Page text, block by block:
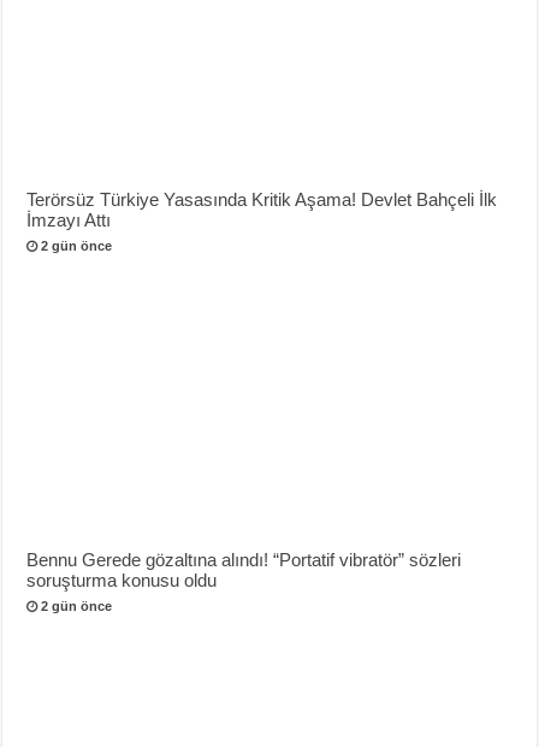
Terörsüz Türkiye Yasasında Kritik Aşama! Devlet Bahçeli İlk
İmzayı Attı
2 gün önce
Bennu Gerede gözaltına alındı! “Portatif vibratör” sözleri
soruşturma konusu oldu
2 gün önce